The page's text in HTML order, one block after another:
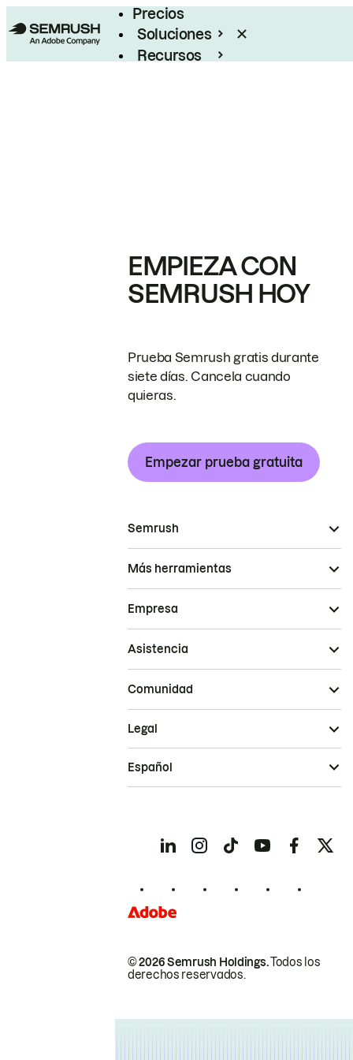
Precios
Soluciones
Recursos
EMPIEZA CON
SEMRUSH HOY
Prueba Semrush gratis durante
siete días. Cancela cuando
quieras.
Empezar prueba gratuita
Semrush
Más herramientas
Empresa
Asistencia
Comunidad
© 2026 Semrush Holdings.Todos los
derechos reservados.
Legal
Español